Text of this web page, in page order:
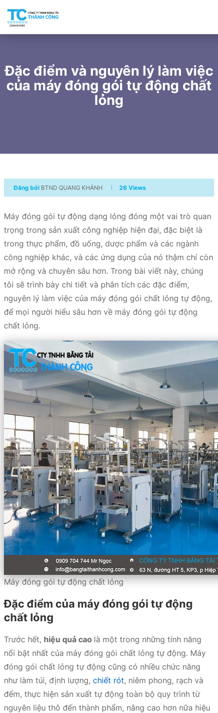
Đặc điểm và nguyên lý làm việc
của máy đóng gói tự động chất
lỏng
Đăng bởi BTND QUANG KHÁNH 26 Views
Máy đóng gói tự động dạng lỏng đóng một vai trò quan
trọng trong sản xuất công nghiệp hiện đại, đặc biệt là
trong thực phẩm, đồ uống, dược phẩm và các ngành
công nghiệp khác, và các ứng dụng của nó thậm chí còn
mở rộng và chuyên sâu hơn. Trong bài viết này, chúng
tôi sẽ trình bày chi tiết và phân tích các đặc điểm,
nguyên lý làm việc của máy đóng gói chất lỏng tự động,
để mọi người hiểu sâu hơn về máy đóng gói tự động
chất lỏng.
Máy đóng gói tự động chất lỏng
Đặc điểm của máy đóng gói tự động
chất lỏng
Trước hết, hiệu quả cao là một trong những tính năng
nổi bật nhất của máy đóng gói chất lỏng tự động. Máy
đóng gói chất lỏng tự động cũng có nhiều chức năng
như làm túi, định lượng, chiết rót, niêm phong, rạch và
đếm, thực hiện sản xuất tự động toàn bộ quy trình từ
nguyên liệu thô đến thành phẩm, nâng cao hơn nữa hiệu